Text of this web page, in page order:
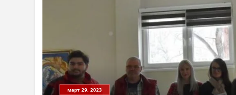
март 29, 2023